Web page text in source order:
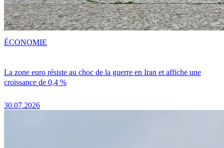
La zone euro résiste au choc de la guerre en Iran et affiche une
croissance de 0,4 %
30.07.2026
ÉCONOMIE